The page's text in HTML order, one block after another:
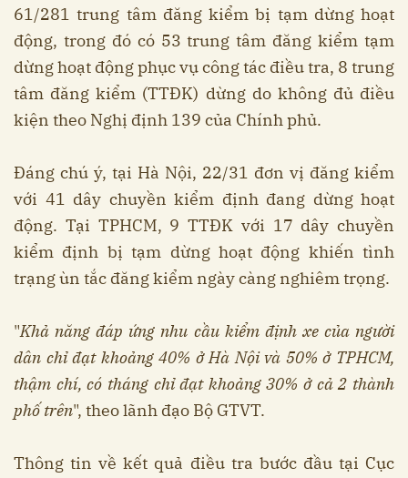
61/281 trung tâm đăng kiểm bị tạm dừng hoạt
động, trong đó có 53 trung tâm đăng kiểm tạm
dừng hoạt động phục vụ công tác điều tra, 8 trung
tâm đăng kiểm (TTĐK) dừng do không đủ điều
kiện theo Nghị định 139 của Chính phủ.
Đáng chú ý, tại Hà Nội, 22/31 đơn vị đăng kiểm
với 41 dây chuyền kiểm định đang dừng hoạt
động. Tại TPHCM, 9 TTĐK với 17 dây chuyền
kiểm định bị tạm dừng hoạt động khiến tình
trạng ùn tắc đăng kiểm ngày càng nghiêm trọng.
"Khả năng đáp ứng nhu cầu kiểm định xe của người
dân chỉ đạt khoảng 40% ở Hà Nội và 50% ở TPHCM,
thậm chí, có tháng chỉ đạt khoảng 30% ở cả 2 thành
phố trên", theo lãnh đạo Bộ GTVT.
Thông tin về kết quả điều tra bước đầu tại Cục